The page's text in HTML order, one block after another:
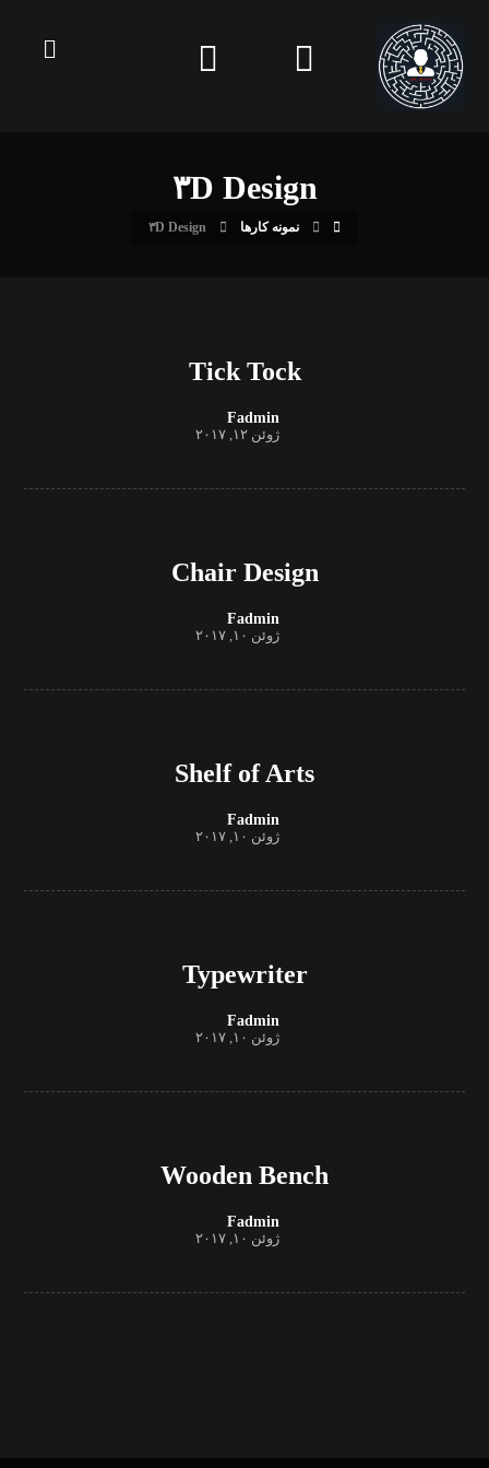
۳D Design
نمونه کارها ۳D Design
Tick Tock
Fadmin
ژوئن ۱۲, ۲۰۱۷
Chair Design
Fadmin
ژوئن ۱۰, ۲۰۱۷
Shelf of Arts
Fadmin
ژوئن ۱۰, ۲۰۱۷
Typewriter
Fadmin
ژوئن ۱۰, ۲۰۱۷
Wooden Bench
Fadmin
ژوئن ۱۰, ۲۰۱۷